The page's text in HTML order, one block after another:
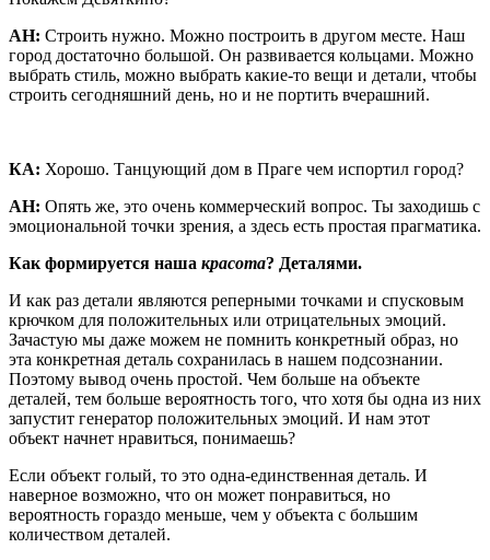
АН: Строить нужно. Можно построить в другом месте. Наш
город достаточно большой. Он развивается кольцами. Можно
выбрать стиль, можно выбрать какие-то вещи и детали, чтобы
строить сегодняшний день, но и не портить вчерашний.
КА: Хорошо. Танцующий дом в Праге чем испортил город?
АН: Опять же, это очень коммерческий вопрос. Ты заходишь с
эмоциональной точки зрения, а здесь есть простая прагматика.
Как формируется наша красота? Деталями.
И как раз детали являются реперными точками и спусковым
крючком для положительных или отрицательных эмоций.
Зачастую мы даже можем не помнить конкретный образ, но
эта конкретная деталь сохранилась в нашем подсознании.
Поэтому вывод очень простой. Чем больше на объекте
деталей, тем больше вероятность того, что хотя бы одна из них
запустит генератор положительных эмоций. И нам этот
объект начнет нравиться, понимаешь?
Если объект голый, то это одна-единственная деталь. И
наверное возможно, что он может понравиться, но
вероятность гораздо меньше, чем у объекта с большим
количеством деталей.